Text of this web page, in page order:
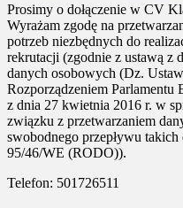
Prosimy o dołączenie w CV
Wyrażam zgodę na
potrzeb niezbędnych do
rekrutacji (zgodnie z ustawą z
danych osobowych (Dz.
Rozporządzeniem
z dnia 27 kwietnia 2016 r. w
związku z przetwarzaniem
swobodnego przepływu
95/46/WE (RODO)).
Telefon: 501726511